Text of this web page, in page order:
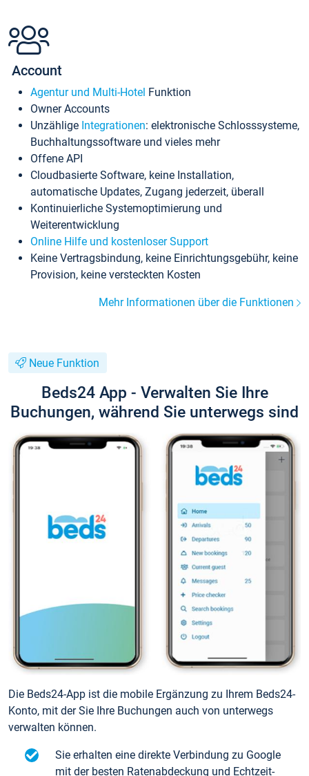
Account
Agentur und Multi-Hotel Funktion
Owner Accounts
Unzählige Integrationen: elektronische Schlosssysteme,
Buchhaltungssoftware und vieles mehr
Offene API
Cloudbasierte Software, keine Installation,
automatische Updates, Zugang jederzeit, überall
Kontinuierliche Systemoptimierung und
Weiterentwicklung
Online Hilfe und kostenloser Support
Keine Vertragsbindung, keine Einrichtungsgebühr, keine
Provision, keine versteckten Kosten
Mehr Informationen über die Funktionen
Neue Funktion
Beds24 App - Verwalten Sie Ihre
Buchungen, während Sie unterwegs sind
Die Beds24-App ist die mobile Ergänzung zu Ihrem Beds24-
Konto, mit der Sie Ihre Buchungen auch von unterwegs
verwalten können.
Sie erhalten eine direkte Verbindung zu Google
mit der besten Ratenabdeckung und Echtzeit-